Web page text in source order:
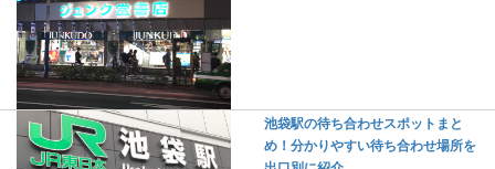
池袋駅の待ち合わせスポットまと
め！分かりやすい待ち合わせ場所を